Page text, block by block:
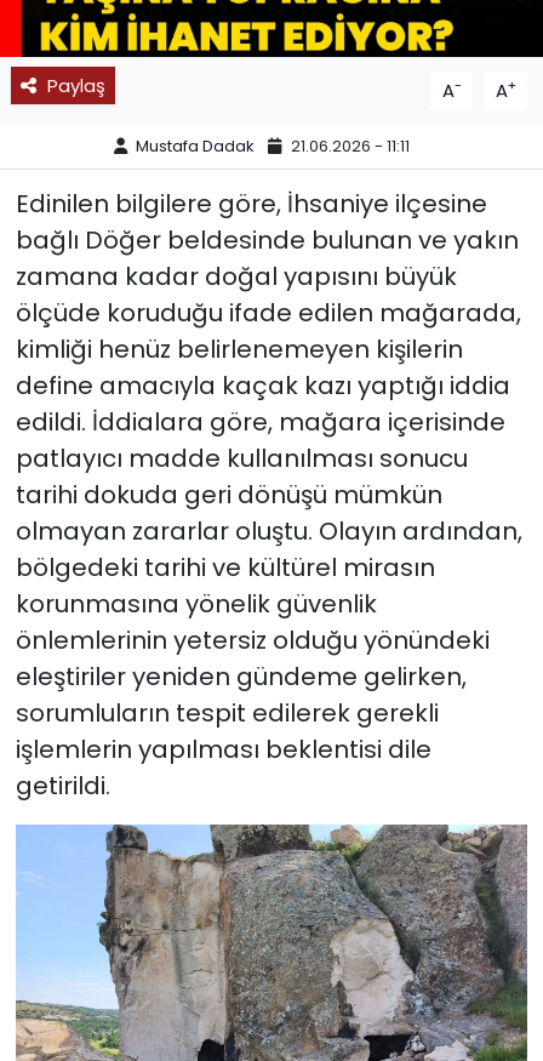
Paylaş A- A+
Mustafa Dadak 21.06.2026 - 11:11
Edinilen bilgilere göre, İhsaniye ilçesine
bağlı Döğer beldesinde bulunan ve yakın
zamana kadar doğal yapısını büyük
ölçüde koruduğu ifade edilen mağarada,
kimliği henüz belirlenemeyen kişilerin
define amacıyla kaçak kazı yaptığı iddia
edildi. İddialara göre, mağara içerisinde
patlayıcı madde kullanılması sonucu
tarihi dokuda geri dönüşü mümkün
olmayan zararlar oluştu. Olayın ardından,
bölgedeki tarihi ve kültürel mirasın
korunmasına yönelik güvenlik
önlemlerinin yetersiz olduğu yönündeki
eleştiriler yeniden gündeme gelirken,
sorumluların tespit edilerek gerekli
işlemlerin yapılması beklentisi dile
getirildi.